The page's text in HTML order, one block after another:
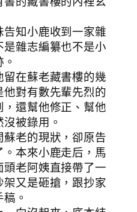
知小鹿收到一家雜
雜志編纂也不是小
在蘇老藏書樓的幾
對有數先輩先烈的
還幫他修正、幫他
被錄用。
老的現狀，卻原告
本來小鹿走后，馬
老阿姨直接帶了一
又是砸搶，跟抄家
。